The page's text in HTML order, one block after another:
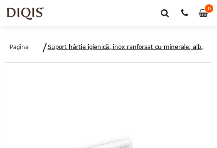
00
Pagina
Suport hârtie igienică, inox ranforsat cu minerale, alb,